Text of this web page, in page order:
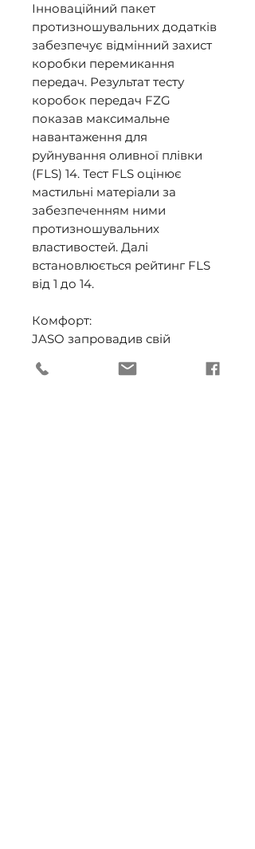
Інноваційний пакет
протизношувальних додатків
забезпечує відмінний захист
коробки перемикання
передач. Результат тесту
коробок передач FZG
показав максимальне
навантаження для
руйнування оливної плівки
(FLS) 14. Тест FLS оцінює
мастильні матеріали за
забезпеченням ними
протизношувальних
властивостей. Далі
встановлюється рейтинг FLS
від 1 до 14.
Комфорт:
JASO запровадив свій
мотоциклів, який має три